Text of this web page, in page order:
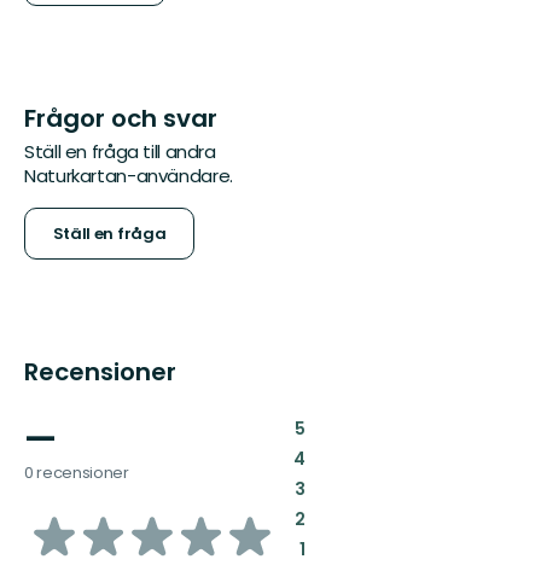
Frågor och svar
Ställ en fråga till andra
Naturkartan-användare.
Ställ en fråga
Recensioner
—
0 recensioner
av
5:
4:
3:
2:
1: